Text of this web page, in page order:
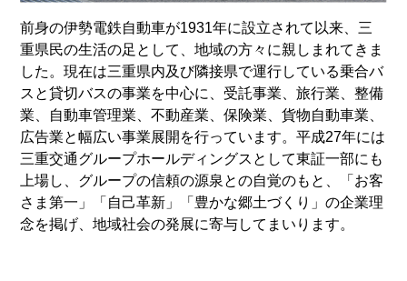
前身の伊勢電鉄自動車が1931年に設立されて以来、三
重県民の生活の足として、地域の方々に親しまれてきま
した。現在は三重県内及び隣接県で運行している乗合バ
スと貸切バスの事業を中心に、受託事業、旅行業、整備
業、自動車管理業、不動産業、保険業、貨物自動車業、
広告業と幅広い事業展開を行っています。平成27年には
三重交通グループホールディングスとして東証一部にも
上場し、グループの信頼の源泉との自覚のもと、「お客
さま第一」「自己革新」「豊かな郷土づくり」の企業理
念を掲げ、地域社会の発展に寄与してまいります。